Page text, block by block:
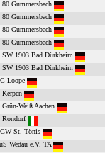
Gummersbach
Gummersbach
Gummersbach
Gummersbach
SW 1903 Bad Dürkheim
SW 1903 Bad Dürkheim
Loope
Kerpen
Weiß Aachen
Rondorf
St. Tönis
Wedau e.V. TA